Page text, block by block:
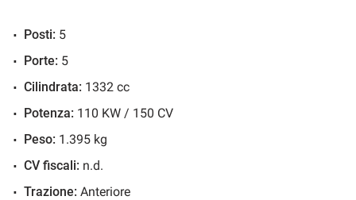
Barre Al Tetto
Bluetooth
Bracciolo
Cerchi in lega
Chiusura centralizzata
Clima automatico bi-zona
Climatizzatore
Posti: 5
Porte: 5
Cilindrata: 1332 cc
Potenza: 110 KW / 150 CV
Peso: 1.395 kg
CV fiscali: n.d.
Trazione: Anteriore